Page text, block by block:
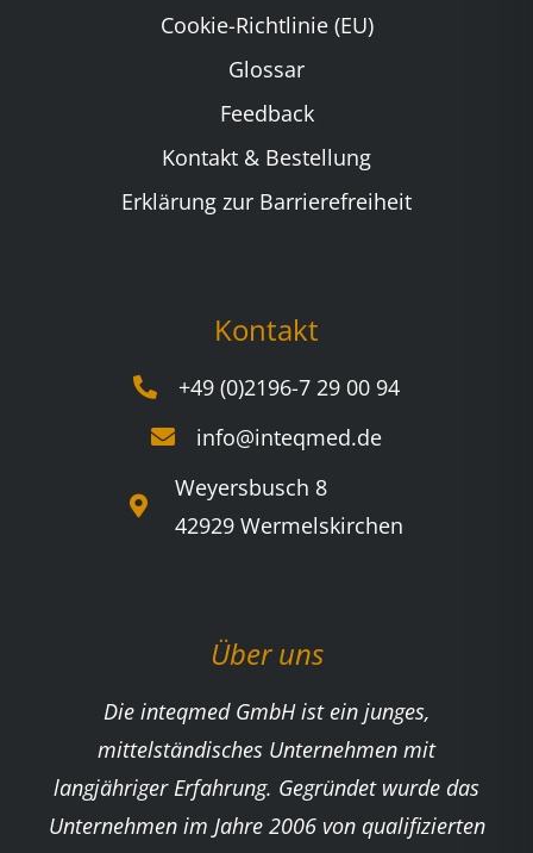
Cookie-Richtlinie (EU)
Glossar
Feedback
Kontakt & Bestellung
Erklärung zur Barrierefreiheit
Kontakt
+49 (0)2196-7 29 00 94
info@inteqmed.de
Weyersbusch 8
42929 Wermelskirchen
Über uns
Die inteqmed GmbH ist ein junges,
mittelständisches Unternehmen mit
langjähriger Erfahrung. Gegründet wurde das
Unternehmen im Jahre 2006 von qualifizierten